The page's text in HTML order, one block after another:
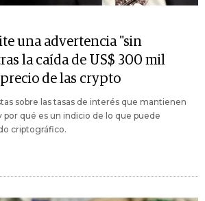
una advertencia "sin
la caída de US$ 300 mil
de las crypto
sobre las tasas de interés que mantienen
por qué es un indicio de lo que puede
criptográfico.